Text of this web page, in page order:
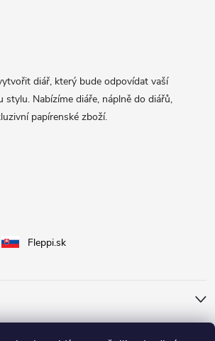
diář, který bude odpovídat vaší
Nabízíme diáře, náplně do diářů,
papírenské zboží.
Fleppi.sk